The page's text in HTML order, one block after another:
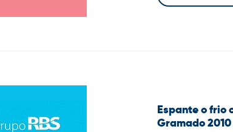
Espante o frio
Gramado 2010